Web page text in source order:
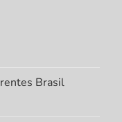
Brasil